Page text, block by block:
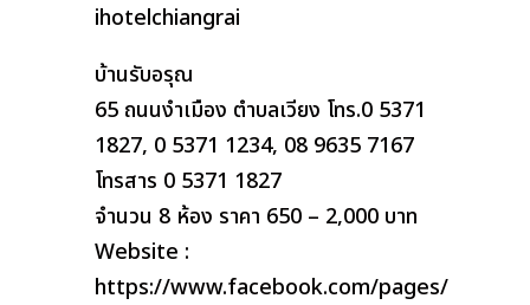
ihotelchiangrai
บ้านรับอรุณ
65 ถนนงำเมือง ตำบลเวียง โทร.0 5371
1827, 0 5371 1234, 08 9635 7167
โทรสาร 0 5371 1827
จำนวน 8 ห้อง ราคา 650 – 2,000 บาท
Website :
https://www.facebook.com/pages/